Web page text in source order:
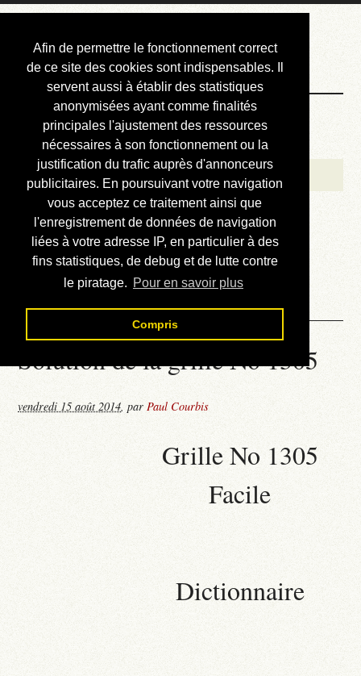
Afin de permettre le fonctionnement correct
de ce site des cookies sont indispensables. Il
servent aussi à établir des statistiques
anonymisées ayant comme finalités
principales l'ajustement des ressources
nécessaires à son fonctionnement ou la
justification du trafic auprès d'annonceurs
publicitaires. En poursuivant votre navigation
vous acceptez ce traitement ainsi que
l'enregistrement de données de navigation
liées à votre adresse IP, en particulier à des
fins statistiques, de debug et de lutte contre
le piratage. Pour en savoir plus
Compris
Courbis, « LE »
Blog Officiel
Bienvenue
Réalisations
Divers (et d’été)
Annonces
Liens externes
Téléchargement
Contact
Solution de la grille No 1305
vendredi 15 août 2014,parPaul Courbis
Grille No 1305
Facile
Dictionnaire